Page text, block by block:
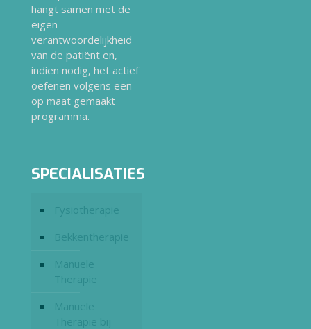
hangt samen met de
eigen
verantwoordelijkheid
van de patiënt en,
indien nodig, het actief
oefenen volgens een
op maat gemaakt
programma.
SPECIALISATIES
Fysiotherapie
Bekkentherapie
Manuele
Therapie
Manuele
Therapie bij